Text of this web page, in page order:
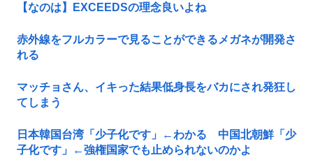
【なのは】EXCEEDSの理念良いよね
赤外線をフルカラーで見ることができるメガネが開発さ
れる
マッチョさん、イキった結果低身長をバカにされ発狂し
てしまう
日本韓国台湾「少子化です」←わかる 中国北朝鮮「少
子化です」←強権国家でも止められないのかよ